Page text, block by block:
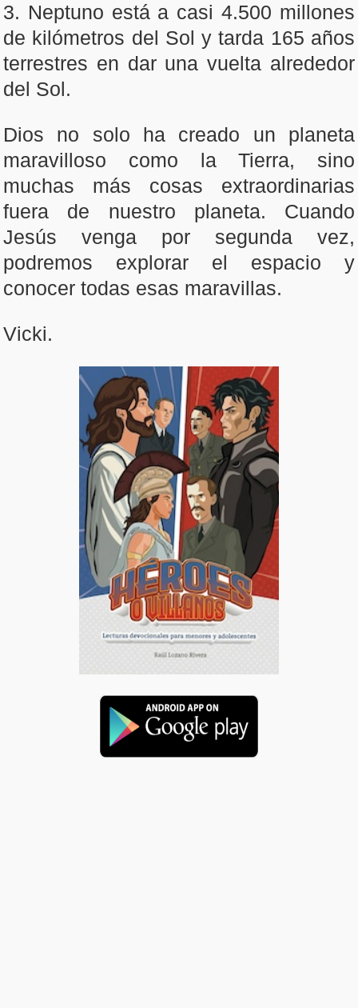
3. Neptuno está a casi 4.500 millones
de kilómetros del Sol y tarda 165 años
terrestres en dar una vuelta alrededor
del Sol.
Dios no solo ha creado un planeta
maravilloso como la Tierra, sino
muchas más cosas extraordinarias
fuera de nuestro planeta. Cuando
Jesús venga por segunda vez,
podremos explorar el espacio y
conocer todas esas maravillas.
Vicki.